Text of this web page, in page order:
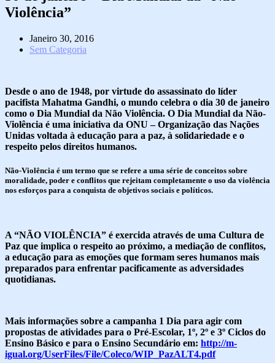
Violência”
Janeiro 30, 2016
Sem Categoria
Desde o ano de 1948, por virtude do assassinato do líder
pacifista Mahatma Gandhi, o mundo celebra o dia 30 de janeiro
como o Dia Mundial da Não Violência. O Dia Mundial da Não-
Violência é uma iniciativa da ONU – Organização das Nações
Unidas voltada à educação para a paz, à solidariedade e o
respeito pelos direitos humanos.
Não-Violência é um termo que se refere a uma série de conceitos sobre
moralidade, poder e conflitos que rejeitam completamente o uso da violência
nos esforços para a conquista de objetivos sociais e políticos.
A “NÃO VIOLÊNCIA” é exercida através de uma Cultura de
Paz que implica o respeito ao próximo, a mediação de conflitos,
a educação para as emoções que formam seres humanos mais
preparados para enfrentar pacificamente as adversidades
quotidianas.
Mais informações sobre a campanha 1 Dia para agir com
propostas de atividades para o Pré-Escolar, 1º, 2º e 3º Ciclos do
Ensino Básico e para o Ensino Secundário em: http://m-
igual.org/UserFiles/File/Coleco/WIP_PazALT4.pdf